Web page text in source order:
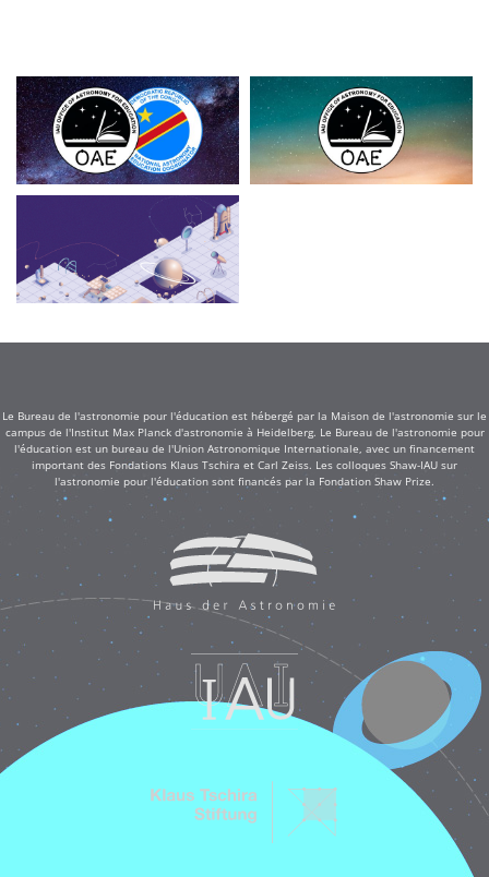
Le Bureau de l'astronomie pour l'éducation est hébergé par la Maison de l'astronomie sur le
campus de l'Institut Max Planck d'astronomie à Heidelberg. Le Bureau de l'astronomie pour
l'éducation est un bureau de l'Union Astronomique Internationale, avec un financement
important des Fondations Klaus Tschira et Carl Zeiss. Les colloques Shaw-IAU sur
l'astronomie pour l'éducation sont financés par la Fondation Shaw Prize.